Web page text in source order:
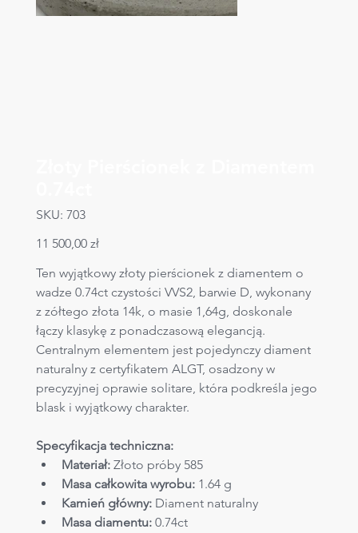
SKU: SKU
703
703
Cena
11 500,00 zł
Ten wyjątkowy złoty pierścionek z diamentem o
wadze 0.74ct czystości VVS2, barwie D, wykonany
z zółtego złota 14k, o masie 1,64g, doskonale
łączy klasykę z ponadczasową elegancją.
Centralnym elementem jest pojedynczy diament
naturalny z certyfikatem ALGT, osadzony w
precyzyjnej oprawie solitare, która podkreśla jego
blask i wyjątkowy charakter.
Specyfikacja techniczna:
Materiał: Złoto próby 585
Masa całkowita wyrobu: 1.64 g
Kamień główny: Diament naturalny
Masa diamentu: 0.74ct